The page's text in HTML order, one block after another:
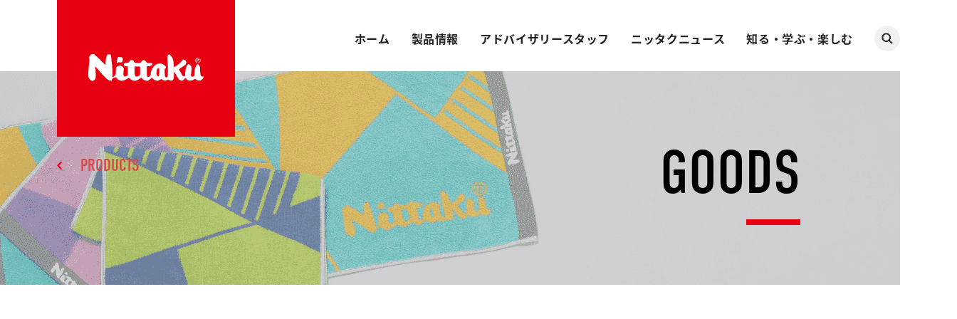
ホーム 製品情報 アドバイザリースタッフ ニッタクニュース 知る・学ぶ・楽しむ
GOODS
PRODUCTS